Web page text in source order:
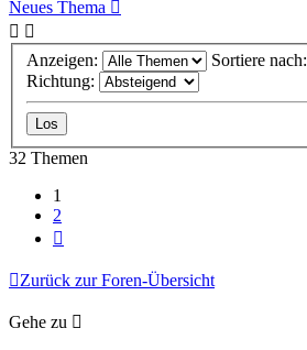
Neues Thema
Anzeigen:
Sortiere nach:
Richtung:
32 Themen
1
2
Zurück zur Foren-Übersicht
Gehe zu